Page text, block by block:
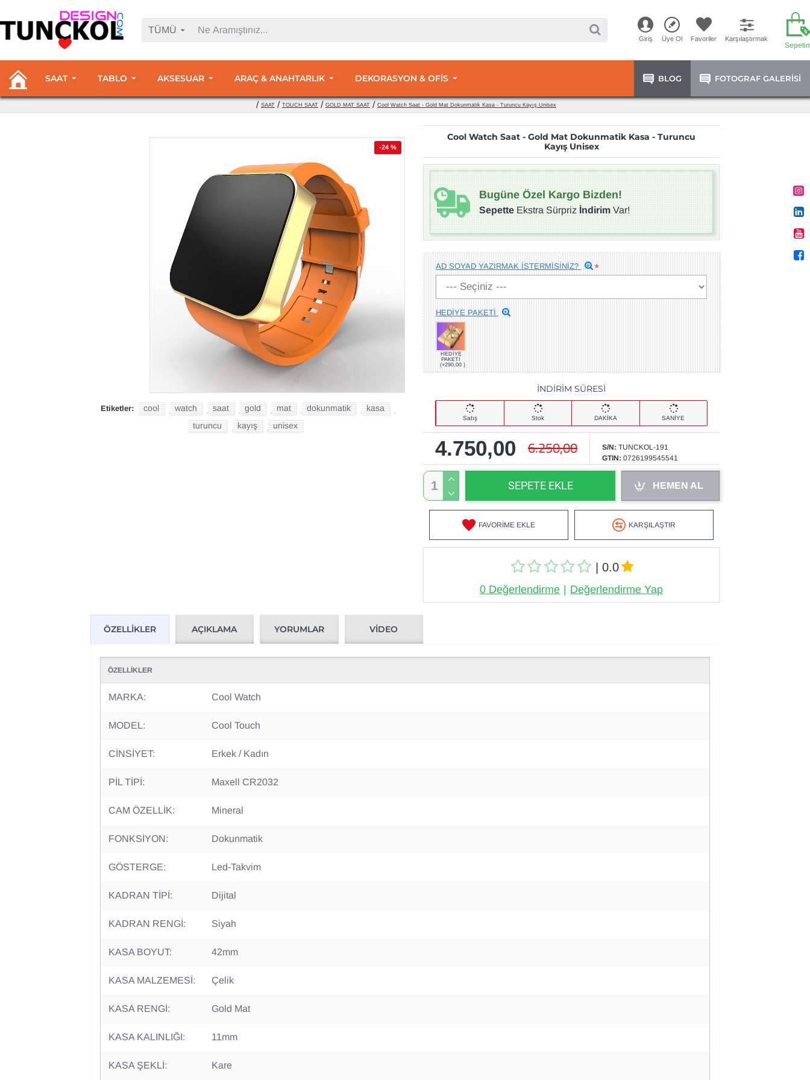
TÜMÜ
Giriş Üye Ol Favoriler Karşılaştırmak
SAAT TABLO AKSESUAR ARAÇ & ANAHTARLIK DEKORASYON & OFİS BLOG FOTOGRAF GALERISI
SAAT TOUCH SAAT GOLD MAT SAAT Cool Watch Saat - Gold Mat Dokunmatik Kasa - Turuncu Kayış Unisex
-24 %
Etiketler: cool , watch , saat , gold , mat , dokunmatik , kasa ,
turuncu , kayış , unisex
Cool Watch Saat - Gold Mat Dokunmatik Kasa - Turuncu
Kayış Unisex
| 0.0
0 Değerlendirme Değerlendirme Yap
İNDİRİM SÜRESİ
Satış Stok DAKİKA SANİYE
4.750,00 6.250,00 S/N: TUNCKOL-191
GTIN: 0726199545541
AD SOYAD YAZIRMAK İSTERMİSİNİZ?
HEDİYE PAKETİ
HEDİYE
PAKETİ
(+290,00 )
SEPETE EKLE HEMEN AL
FAVORIME EKLE KARŞILAŞTIR
Bugüne Özel Kargo Bizden!
SepetteEkstra SürprizİndirimVar!
ÖZELLIKLER AÇIKLAMA YORUMLAR VIDEO
ÖZELLİKLER
MARKA: Cool Watch
MODEL: Cool Touch
CİNSİYET: Erkek / Kadın
PİL TİPİ: Maxell CR2032
CAM ÖZELLİK: Mineral
FONKSİYON: Dokunmatik
GÖSTERGE: Led-Takvim
KADRAN TİPİ: Dijital
KADRAN RENGİ: Siyah
KASA BOYUT: 42mm
KASA MALZEMESİ: Çelik
KASA RENGİ: Gold Mat
KASA KALINLIĞI: 11mm
KASA ŞEKLİ: Kare